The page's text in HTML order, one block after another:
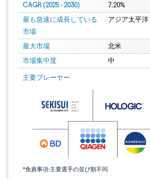
CAGR (2025 - 2030) 7.20%
最も急速に成長している
市場
アジア太平洋
最大市場 北米
市場集中度 中
主要プレーヤー
*免責事項:主要選手の並び順不同